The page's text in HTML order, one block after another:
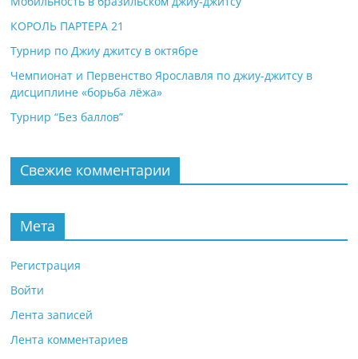
КОРОЛЬ ПАРТЕРА 21
Турнир по Джиу джитсу в октябре
Чемпионат и Первенство Ярославля по джиу-джитсу в
дисциплине «борьба лёжа»
Турнир “Без баллов”
Свежие комментарии
Мета
Регистрация
Войти
Лента записей
Лента комментариев